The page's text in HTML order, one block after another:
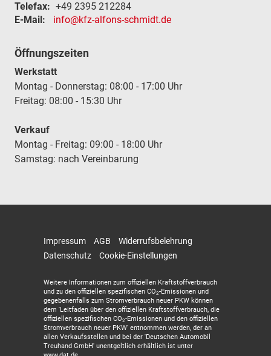
Telefax: +49 2395 212284
E-Mail:
info@kfz-alfons-schmidt.de
Öffnungszeiten
Werkstatt
Montag - Donnerstag: 08:00 - 17:00 Uhr
Freitag: 08:00 - 15:30 Uhr
Verkauf
Montag - Freitag: 09:00 - 18:00 Uhr
Samstag: nach Vereinbarung
Impressum AGB
Widerrufsbelehrung
Datenschutz
Cookie-Einstellungen
Weitere Informationen zum offiziellen Kraftstoffverbrauch
und zu den offiziellen spezifischen CO2-Emissionen und
gegebenenfalls zum Stromverbrauch neuer PKW können
dem 'Leitfaden über den offiziellen Kraftstoffverbrauch, die
offiziellen spezifischen CO2-Emissionen und den offiziellen
Stromverbrauch neuer PKW' entnommen werden, der an
allen Verkaufsstellen und bei der 'Deutschen Automobil
Treuhand GmbH' unentgeltlich erhältlich ist unter